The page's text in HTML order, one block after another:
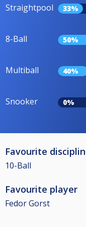
Straightpool 33%
8-Ball 50%
Multiball 40%
Snooker 0%
Favourite
10-Ball
Favourite player
Fedor Gorst